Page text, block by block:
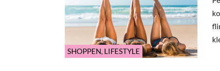
SHOPPEN, LIFESTYLE